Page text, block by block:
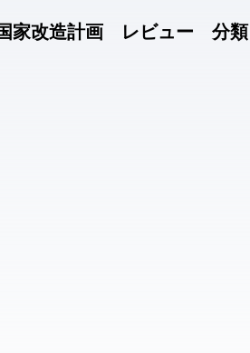
家改造計画 レビュー 分類